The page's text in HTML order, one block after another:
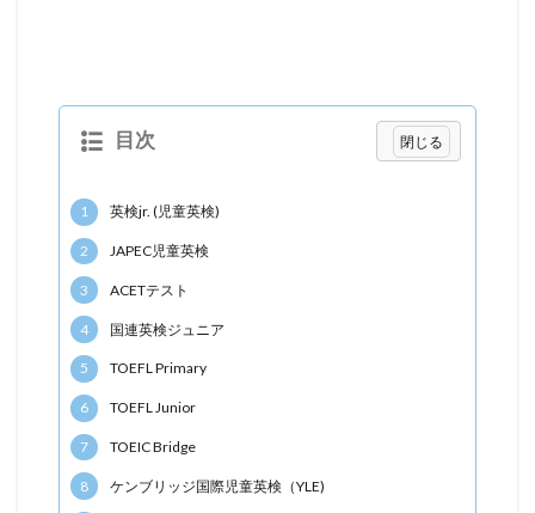
目次
1 英検jr. (児童英検)
2 JAPEC児童英検
3 ACETテスト
4 国連英検ジュニア
5 TOEFL Primary
6 TOEFL Junior
7 TOEIC Bridge
8 ケンブリッジ国際児童英検（YLE)